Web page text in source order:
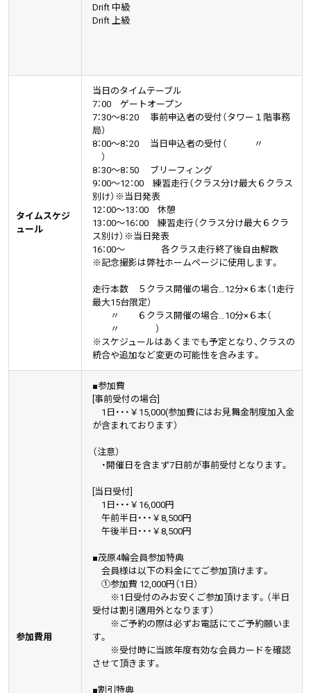
Drift 中級
Drift 上級
タイムスケジ
ュール
当日のタイムテーブル
7：00 ゲートオープン
7：30～8：20 事前申込者の受付（タワー１階事務
局）
8：00～8：20 当日申込者の受付（ 〃
）
8：30～8：50 ブリーフィング
9：00～12：00 練習走行（クラス分け最大６クラス
別け）※当日発表
12：00～13：00 休憩
13：00～16：00 練習走行（クラス分け最大６クラ
ス別け）※当日発表
16：00～ 各クラス走行終了後自由解散
※記念撮影は弊社ホームページに使用します。
走行本数 ５クラス開催の場合…12分×６本（1走行
最大15台限定）
〃 ６クラス開催の場合…10分×６本（
〃 ）
※スケジュールはあくまでも予定となり、クラスの
統合や追加など変更の可能性を含みます。
参加費用
■参加費
[事前受付の場合]
1日・・・￥15,000(参加費にはお見舞金制度加入金
が含まれております）
（注意）
・開催日を含まず7日前が事前受付となります。
[当日受付]
1日・・・￥16,000円
午前半日・・・￥8,500円
午後半日・・・￥8,500円
■茂原4輪会員参加特典
会員様は以下の料金にてご参加頂けます。
①参加費 12,000円（1日）
※1日受付のみお安くご参加頂けます。（半日
受付は割引適用外となります）
※ご予約の際は必ずお電話にてご予約願いま
す。
※受付時に当該年度有効な会員カードを確認
させて頂きます。
■割引特典